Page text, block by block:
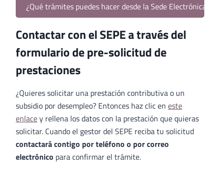
¿Qué trámites puedes hacer desde la Sede Electrónica de
Contactar con el SEPE a través del
formulario de pre-solicitud de
prestaciones
¿Quieres solicitar una prestación contributiva o un
subsidio por desempleo? Entonces haz clic en este
enlacey rellena los datos con la prestación que quieras
solicitar. Cuando el gestor del SEPE reciba tu solicitud
contactará contigo por teléfono o por correo
electrónico para confirmar el trámite.